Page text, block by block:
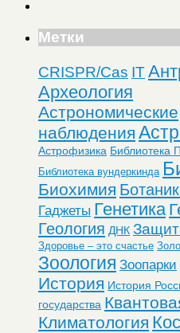
Метки
CRISPR/Cas IT
Археология
Астрономические
наблюдения
Астрофизика Библиотека
Библиотека вундеркинда
Биохимия
Гаджеты Генетика
Геология ДНК
Здоровье – это счастье
Зоология Зоопарки
История История
государства
Климатология